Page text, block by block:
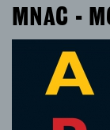
MNAC -